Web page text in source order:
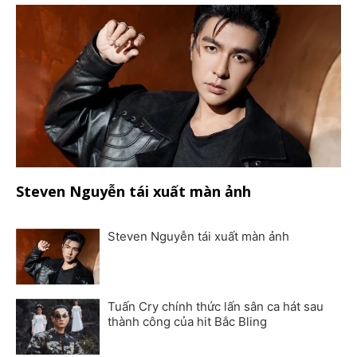
Steven Nguyễn tái xuất màn ảnh
Steven Nguyễn tái xuất màn ảnh
Tuấn Cry chính thức lấn sân ca hát sau
thành công của hit Bắc Bling